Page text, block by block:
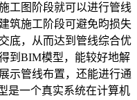
工图阶段就可以进行管线
筑施工阶段可避免昀损失
底，从而达到管线综合优
到BIM模型，能较好地解
示管线布置，还能进行通
是一个真实系统在计算机